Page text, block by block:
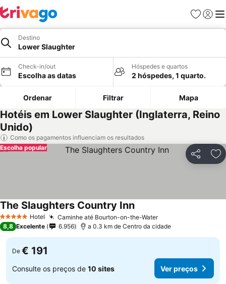
Favoritos
Iniciar
Destino
Lower Slaughter
Check-in/out
Escolha as datas
Hóspedes e quartos
2 hóspedes, 1 quarto.
Ordenar Filtrar Mapa
Hotéis em Lower Slaughter (Inglaterra, Reino
Unido)
Como os pagamentos influenciam os resultados
Partilhar
Escolha popular
5 Estrelas Hotel Caminhe até Bourton-on-the-WaterVer preços
The Slaughters Country InnVer preços
8,8 Excelente 6.956 a 0.3 km de Centro da cidade
De € 191
Consulte os preços de 10 sites Ver preços